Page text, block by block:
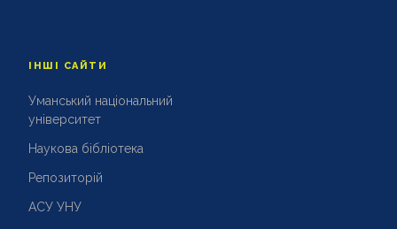
ІНШІ САЙТИ
Уманський національний
університет
Наукова бібліотека
Репозиторій
АСУ УНУ